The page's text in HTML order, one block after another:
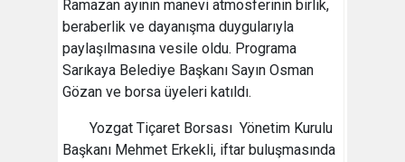
Ramazan ayının manevi atmosferinin birlik,
beraberlik ve dayanışma duygularıyla
paylaşılmasına vesile oldu. Programa
Sarıkaya Belediye Başkanı Sayın Osman
Gözan ve borsa üyeleri katıldı.
Yozgat Tiçaret Borsası Yönetim Kurulu
Başkanı Mehmet Erkekli, iftar buluşmasında